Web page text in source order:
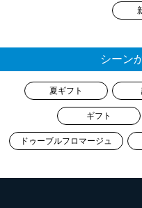
シーン
夏ギフト
ギフト
ドゥーブルフロマージュ